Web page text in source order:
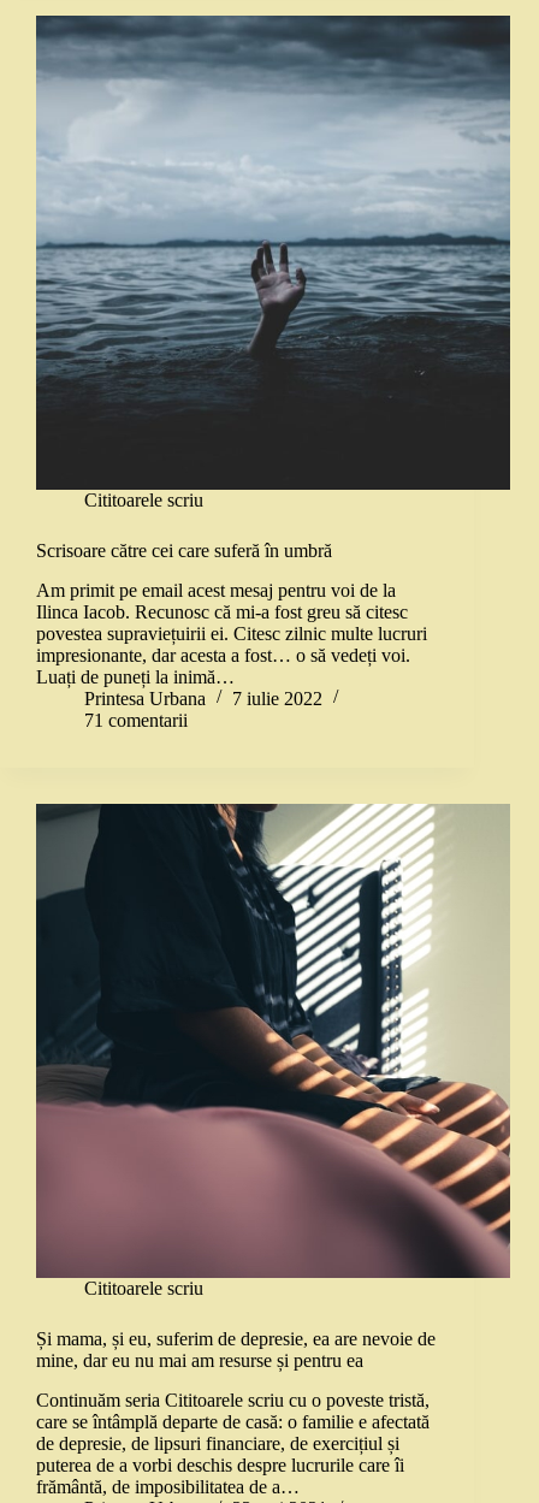
Cititoarele scriu
Scrisoare către cei care suferă în umbră
Am primit pe email acest mesaj pentru voi de la
Ilinca Iacob. Recunosc că mi-a fost greu să citesc
povestea supraviețuirii ei. Citesc zilnic multe lucruri
impresionante, dar acesta a fost… o să vedeți voi.
Luați de puneți la inimă…
Printesa Urbana
7 iulie 2022
71 comentarii
Cititoarele scriu
Și mama, și eu, suferim de depresie, ea are nevoie de
mine, dar eu nu mai am resurse și pentru ea
Continuăm seria Cititoarele scriu cu o poveste tristă,
care se întâmplă departe de casă: o familie e afectată
de depresie, de lipsuri financiare, de exercițiul și
puterea de a vorbi deschis despre lucrurile care îi
frământă, de imposibilitatea de a…